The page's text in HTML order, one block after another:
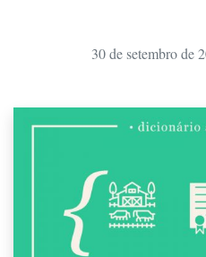
30 de setembro de